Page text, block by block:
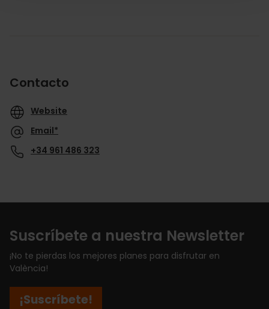
Contacto
Website
Email*
+34 961 486 323
Suscríbete a nuestra Newsletter
¡No te pierdas los mejores planes para disfrutar en
València!
¡Suscríbete!